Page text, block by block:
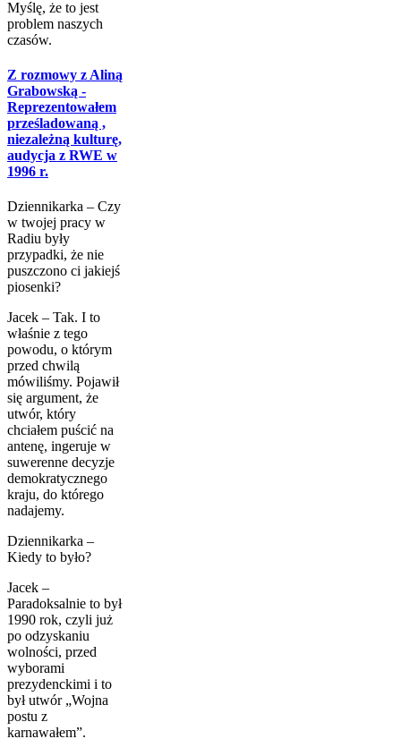
Myślę, że to jest
problem naszych
czasów.
Z rozmowy z Aliną
Grabowską -
Reprezentowałem
prześladowaną ,
niezależną kulturę,
audycja z RWE w
1996 r.
Dziennikarka – Czy
w twojej pracy w
Radiu były
przypadki, że nie
puszczono ci jakiejś
piosenki?
Jacek – Tak. I to
właśnie z tego
powodu, o którym
przed chwilą
mówiliśmy. Pojawił
się argument, że
utwór, który
chciałem puścić na
antenę, ingeruje w
suwerenne decyzje
demokratycznego
kraju, do którego
nadajemy.
Dziennikarka –
Kiedy to było?
Jacek –
Paradoksalnie to był
1990 rok, czyli już
po odzyskaniu
wolności, przed
wyborami
prezydenckimi i to
był utwór „Wojna
postu z
karnawałem”.